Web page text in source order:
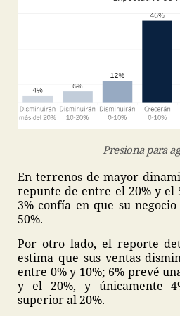
Presiona para
En terrenos de mayor
repunte de entre el 20% y el
3% confía en que su
50%.
Por otro lado, el reporte
estima que sus ventas
entre 0% y 10%; 6% prevé
y el 20%, y únicamente
superior al 20%.